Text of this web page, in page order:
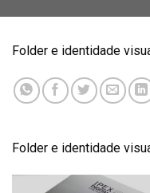
Folder e identidade
Folder e identidade